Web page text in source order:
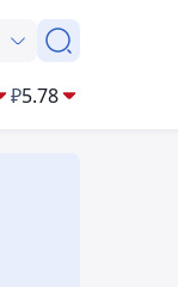
₽5.78